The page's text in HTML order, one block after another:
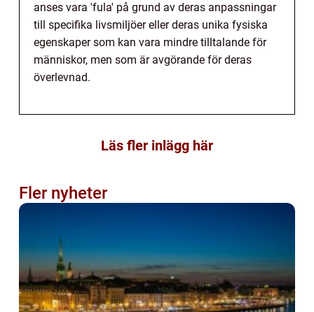
anses vara 'fula' på grund av deras anpassningar
till specifika livsmiljöer eller deras unika fysiska
egenskaper som kan vara mindre tilltalande för
människor, men som är avgörande för deras
överlevnad.
Läs fler inlägg här
Fler nyheter